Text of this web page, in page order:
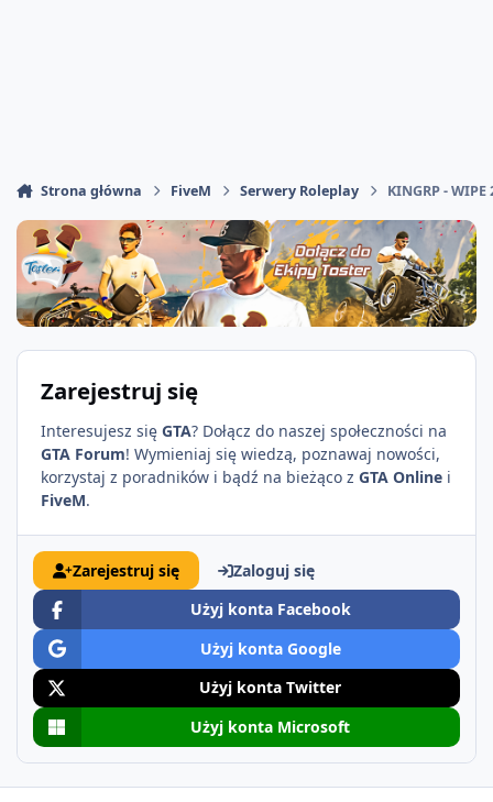
Strona główna FiveM Serwery Roleplay KINGRP -
Zarejestruj się
Interesujesz się GTA? Dołącz do naszej społeczności na
GTA Forum! Wymieniaj się wiedzą, poznawaj nowości,
korzystaj z poradników i bądź na bieżąco z GTA Online i
FiveM.
Zarejestruj się
Zaloguj się
Użyj konta Facebook
Użyj konta Google
Użyj konta Twitter
Użyj konta Microsoft